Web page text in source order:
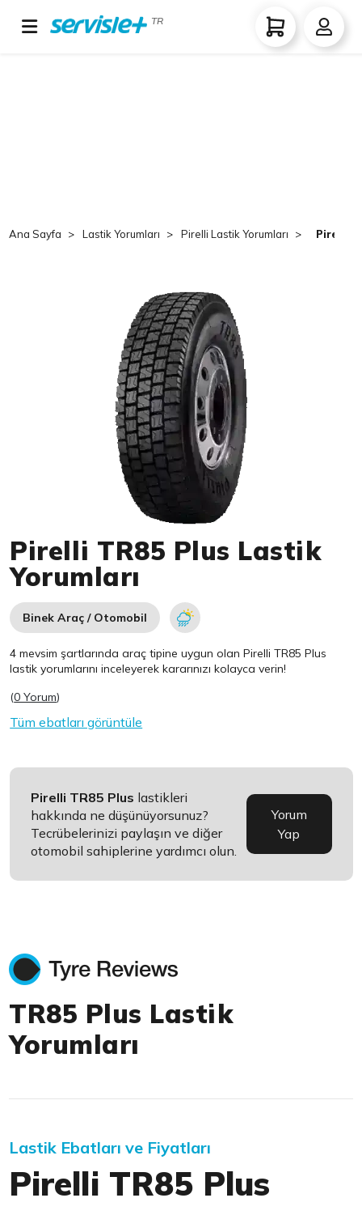
TR
Ana Sayfa Lastik Yorumları Pirelli Lastik Yorumları Pirelli
Pirelli TR85 Plus Lastik
Yorumları
Binek Araç / Otomobil
4 mevsim şartlarında araç tipine uygun olanPirelli TR85 Plus
lastik yorumlarını inceleyerek kararınızı kolayca verin!
(0 Yorum)
Tüm ebatları görüntüle
Pirelli TR85 Plus lastikleri
hakkında ne düşünüyorsunuz?
Tecrübelerinizi paylaşın ve diğer
otomobil sahiplerine yardımcı olun.
Yorum
Yap
TR85 Plus Lastik
Yorumları
Lastik Ebatları ve Fiyatları
Pirelli TR85 Plus